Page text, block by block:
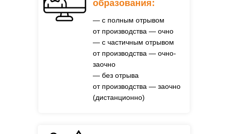
— с полным отрывом
от производства — очно
— с частичным отрывом
от производства — очно-
заочно
— без отрыва
от производства — заочно
(дистанционно)
образования: